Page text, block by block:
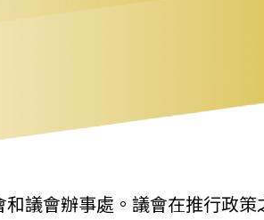
議會辦事處。議會在推行政策